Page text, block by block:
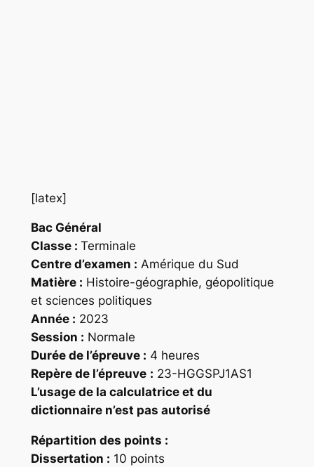
[latex]
Bac Général
Classe : Terminale
Centre d’examen : Amérique du Sud
Matière : Histoire-géographie, géopolitique
et sciences politiques
Année : 2023
Session : Normale
Durée de l’épreuve : 4 heures
Repère de l’épreuve : 23-HGGSPJ1AS1
L’usage de la calculatrice et du
dictionnaire n’est pas autorisé
Répartition des points :
Dissertation : 10 points